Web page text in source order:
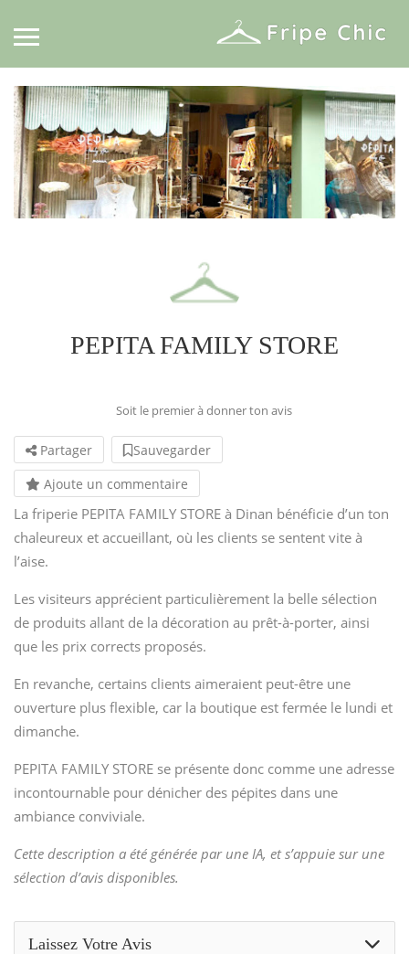
PEPITA FAMILY STORE
Soit le premier à donner ton avis
Partager
Sauvegarder
Ajoute un commentaire
La friperie PEPITA FAMILY STORE à Dinan bénéficie d’un ton
chaleureux et accueillant, où les clients se sentent vite à
l’aise.
Les visiteurs apprécient particulièrement la belle sélection
de produits allant de la décoration au prêt-à-porter, ainsi
que les prix corrects proposés.
En revanche, certains clients aimeraient peut-être une
ouverture plus flexible, car la boutique est fermée le lundi et
dimanche.
PEPITA FAMILY STORE se présente donc comme une adresse
incontournable pour dénicher des pépites dans une
ambiance conviviale.
Cette description a été générée par une IA, et s’appuie sur une
sélection d’avis disponibles.
Laissez Votre Avis